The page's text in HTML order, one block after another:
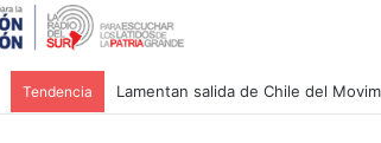
Tendencia Lamentan salida de Chile del